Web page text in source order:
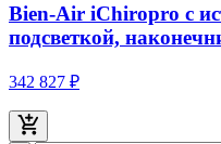
Bien-Air iChiropro с
подсветкой,
342 827 ₽